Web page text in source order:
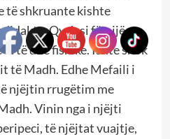
të shkruante kishte
Qysh si fëmijë
dhe fisnike. Ishte shok
të Madh. Edhe Mefaili i
njëjtin rrugëtim me
Vinin nga i njëjti
të njëjtat vuajtje,